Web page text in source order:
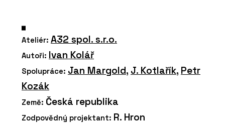
Ateliér: A32 spol. s.r.o.
Autoři: Ivan Kolář
Spolupráce: Jan Margold, J. Kotlařík, Petr
Kozák
Země: Česká republika
Zodpovědný projektant: R. Hron